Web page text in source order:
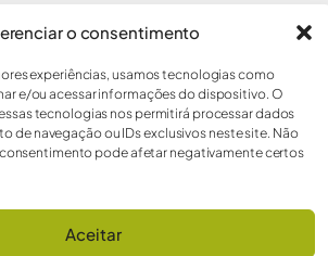
o consentimento
experiências, usamos tecnologias como
e/ou acessar informações do dispositivo. O
tecnologias nos permitirá processar dados
de navegação ou IDs exclusivos neste site. Não
pode afetar negativamente certos
Aceitar